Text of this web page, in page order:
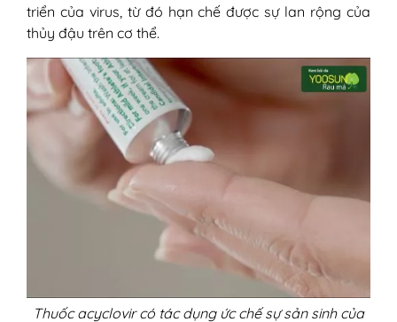
triển của virus, từ đó hạn chế được sự lan rộng của
thủy đậu trên cơ thể.
Thuốc acyclovir có tác dụng ức chế sự sản sinh của